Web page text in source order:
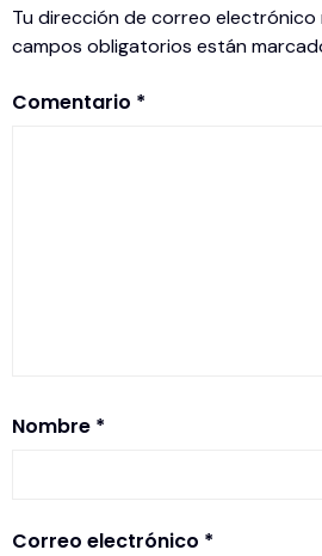
Tu dirección de correo electrónico
campos obligatorios están
Comentario *
Nombre *
Correo electrónico *